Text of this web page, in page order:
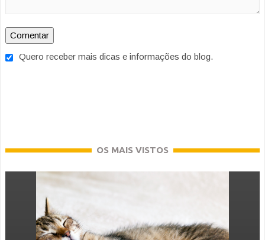
Quero receber mais dicas e informações do blog.
OS MAIS VISTOS